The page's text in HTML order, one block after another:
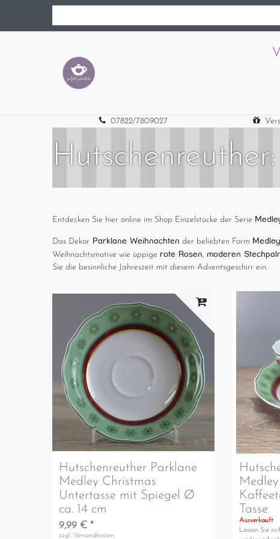
07822/7809027
Entdecken Sie hier online im Shop Einzelstücke der Serie
Das Dekor Parklane Weihnachten der beliebten Form Medley
Weihnachtsmotive wie üppige rote Rosen, moderen
Sie die besinnliche Jahreszeit mit diesem Adventsgeschirr ein.
Hutschenreuther Parklane
Medley Christmas
Untertasse mit Spiegel Ø
ca. 14 cm
9,99 € *
zzgl. Versandkosten
Tasse
Ausverkauft
Lassen Sie